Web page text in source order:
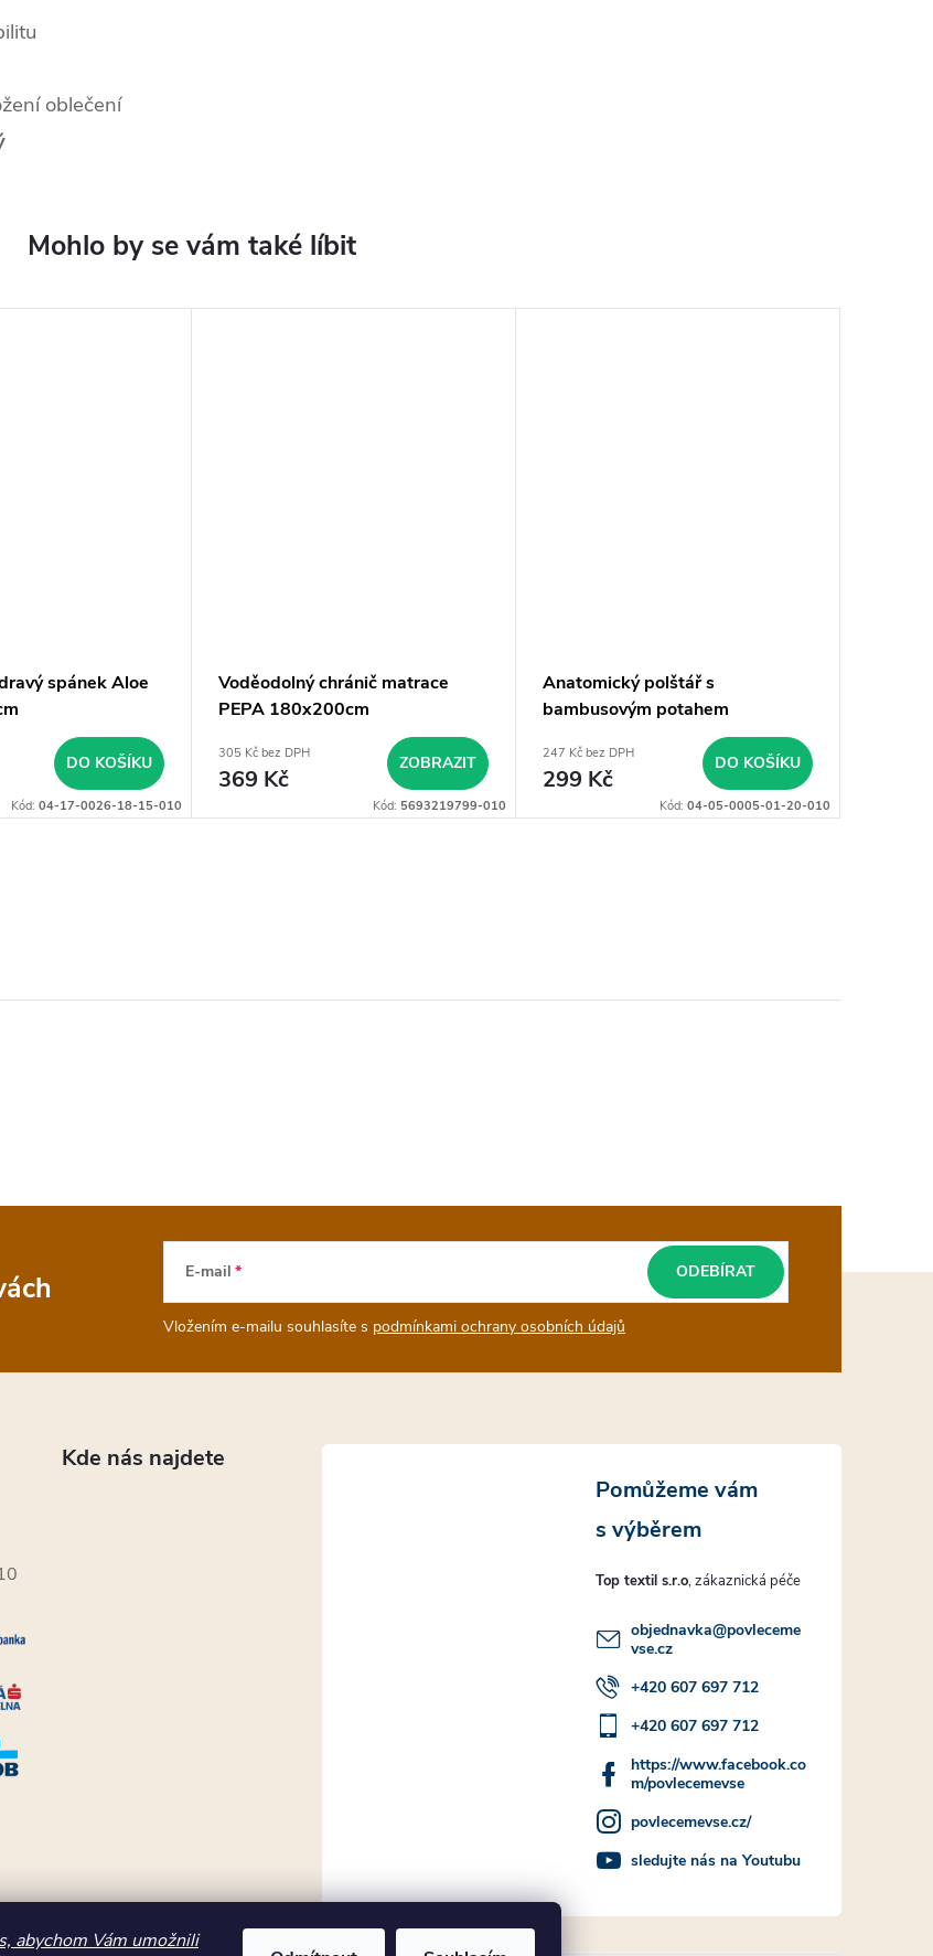
abychom Vám umožnili
oblečení
spánek Aloe
DO KOŠÍKU
Kód: 04-17-0026-18-15-010
Voděodolný chránič matrace
PEPA 180x200cm
305 Kč bez DPH
369 Kč
ZOBRAZIT
Kód: 5693219799-010
Anatomický polštář s
bambusovým potahem
247 Kč bez DPH
299 Kč
DO KOŠÍKU
Kód: 04-05-0005-01-20-010
E-mail
Vložením e-mailu souhlasíte s podmínkami ochrany osobních údajů
ODEBÍRAT
Kde nás najdete
Top textil s.r.o
objednavka@povleceme
vse.cz
+420 607 697 712
+420 607 697 712
https://www.facebook.co
m/povlecemevse
povlecemevse.cz/
sledujte nás na Youtubu